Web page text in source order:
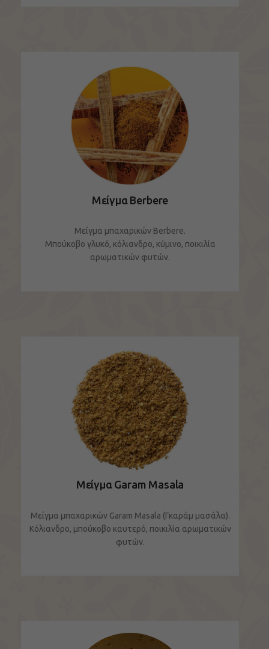
Μείγμα Berbere
Μείγμα μπαχαρικών Berbere.
Μπούκοβο γλυκό, κόλιανδρο, κύμινο, ποικιλία
αρωματικών φυτών.
Μείγμα Garam Masala
Μείγμα μπαχαρικών Garam Masala (Γκαράμ μασάλα).
Κόλιανδρο, μπούκοβο καυτερό, ποικιλία αρωματικών
φυτών.